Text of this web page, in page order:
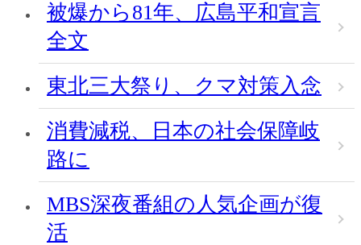
被爆から81年、広島平和宣言
全文
東北三大祭り、クマ対策入念
消費減税、日本の社会保障岐
路に
MBS深夜番組の人気企画が復
活